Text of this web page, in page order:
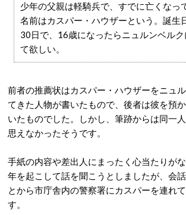
少年の父親は軽騎兵で、すでに亡くなっ
名前はカスパー・ハウザーという。誕生
30日で、16歳になったらニュルンベルク
て欲しい。
前者の推薦状はカスパー・ハウザーをニュ
てきた人物が書いたもので、後者は彼を預
いたものでした。しかし、筆跡からは同一
思えなかったそうです。
手紙の内容や差出人にまったく心当たりが
年を起こして話を聞こうとしましたが、会
とから市庁舎内の警察署にカスパーを連れ
す。